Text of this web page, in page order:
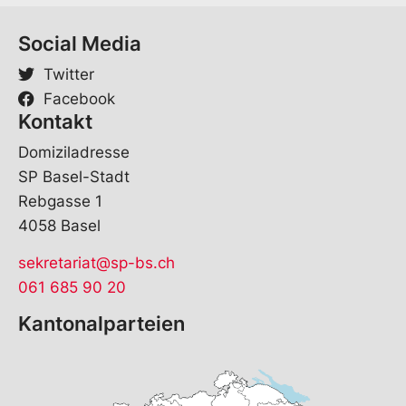
Social Media
Twitter
Facebook
Kontakt
Domiziladresse
SP Basel-Stadt
Rebgasse 1
4058 Basel
sekretariat@sp-bs.ch
061 685 90 20
Kantonalparteien